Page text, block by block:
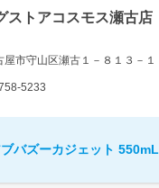
ストアコスモス瀬古店
屋市守山区瀬古１－８１３－１
5233
バズーカジェット 550mL